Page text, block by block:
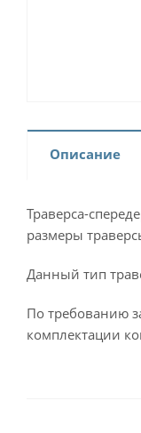
Описание
Траверса-
размеры
Данный тип
По требованию
комплектации